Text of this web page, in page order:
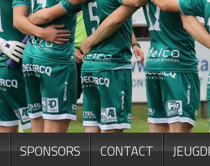
SPONSORS CONTACT